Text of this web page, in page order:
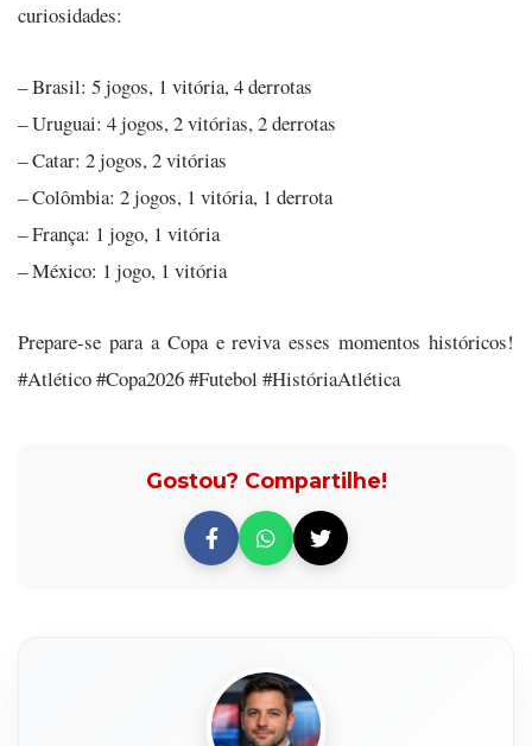
curiosidades:
– Brasil: 5 jogos, 1 vitória, 4 derrotas
– Uruguai: 4 jogos, 2 vitórias, 2 derrotas
– Catar: 2 jogos, 2 vitórias
– Colômbia: 2 jogos, 1 vitória, 1 derrota
– França: 1 jogo, 1 vitória
– México: 1 jogo, 1 vitória
Prepare-se para a Copa e reviva esses momentos históricos!
#Atlético #Copa2026 #Futebol #HistóriaAtlética
Gostou? Compartilhe!